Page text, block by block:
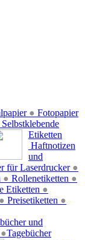
● Fotopapier
für Laserdrucker ●
Selbstklebende
Etiketten
● Rollenetiketten ●
Etiketten ●
● Preisetiketten ●
Haftnotizen
und
●
und
Tagebücher